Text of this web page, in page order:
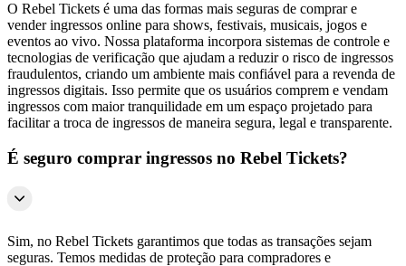
O Rebel Tickets é uma das formas mais seguras de comprar e
vender ingressos online para shows, festivais, musicais, jogos e
eventos ao vivo. Nossa plataforma incorpora sistemas de controle e
tecnologias de verificação que ajudam a reduzir o risco de ingressos
fraudulentos, criando um ambiente mais confiável para a revenda de
ingressos digitais. Isso permite que os usuários comprem e vendam
ingressos com maior tranquilidade em um espaço projetado para
facilitar a troca de ingressos de maneira segura, legal e transparente.
É seguro comprar ingressos no Rebel Tickets?
Sim, no Rebel Tickets garantimos que todas as transações sejam
seguras. Temos medidas de proteção para compradores e